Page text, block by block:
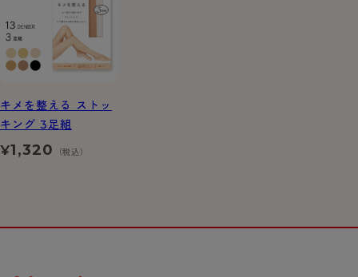
キメを整える ストッ
キング 3足組
¥1,320 （税込）